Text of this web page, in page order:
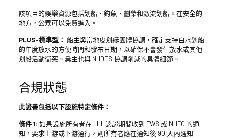
該項目的娛樂資源包括划船、釣魚、劃槳和激流划船。在安全的
地方，公眾可以免費進入。
PLUS-標準型： 船主與當地皮划艇團體協調，確定支持白水划船
的年度放水的方便時間和發布日期，以確保不會發生放水或其他
划船活動衝突。業主也與 NHDES 協調削減的具體細節。
合規狀態
此證書包括以下設施特定條件：
條件 1: 如果設施所有者在 LIHI 認證期間收到 FWS 或 NHFG 的通
知，要求上游或下游通行，則所有者應在通知後 90 天內通知